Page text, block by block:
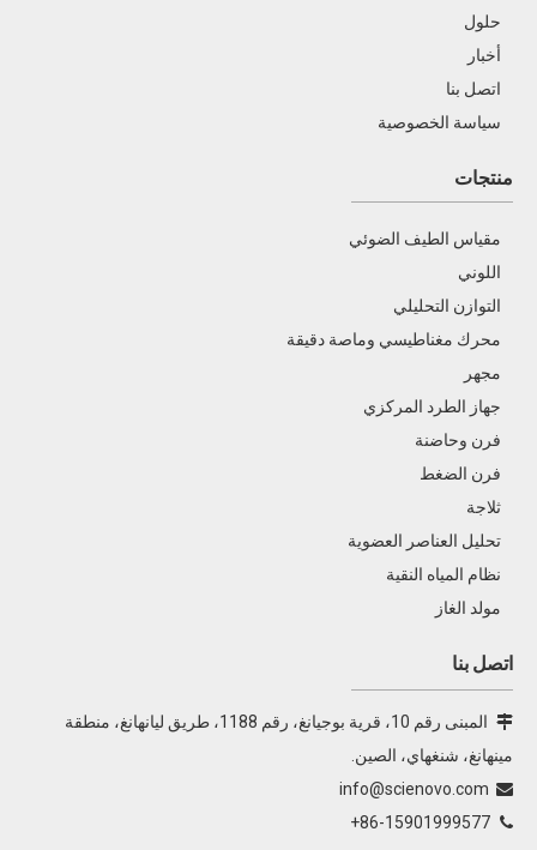
SN-LC1620A كروماتوغرافيا سائلة عالية الأداء
SN-GC1290 EPC كروماتوغرافيا الغاز
جهاز كروماتوجرافيا الأيونات SN-CIC-D120
حلول
أخبار
اتصل بنا
سياسة الخصوصية
منتجات
مقياس الطيف الضوئي
اللوني
التوازن التحليلي
محرك مغناطيسي وماصة دقيقة
مجهر
جهاز الطرد المركزي
فرن وحاضنة
فرن الضغط
ثلاجة
تحليل العناصر العضوية
نظام المياه النقية
مولد الغاز
اتصل بنا

المبنى رقم 10، قرية بوجيانغ، رقم 1188، طريق ليانهانغ، منطقة
مينهانغ، شنغهاي، الصين.


86-15901999577+